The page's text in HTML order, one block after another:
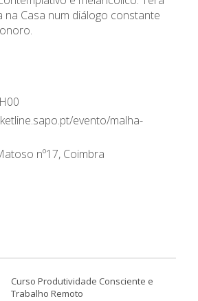
na Casa num diálogo constante
evento/malha-
nº17, Coimbra
Curso Produtividade Consciente e
Trabalho Remoto